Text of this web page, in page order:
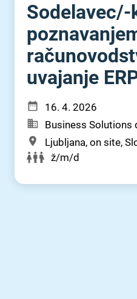
Sodelavec⁠/⁠-
uvajanje
16. 4. 2026
Business Solutions
Ljubljana, on site,
ž/m/d